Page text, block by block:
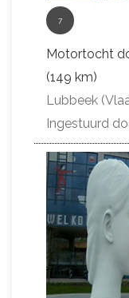
7
Motortocht
(149 km)
Lubbeek
Ingestuurd